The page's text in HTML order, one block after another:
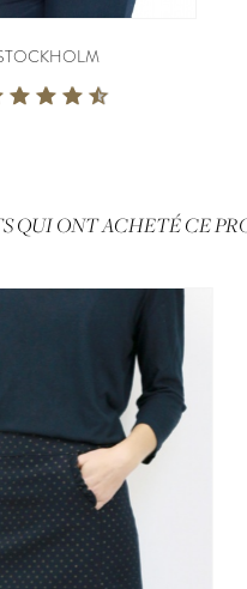
QUI ONT ACHETÉ CE